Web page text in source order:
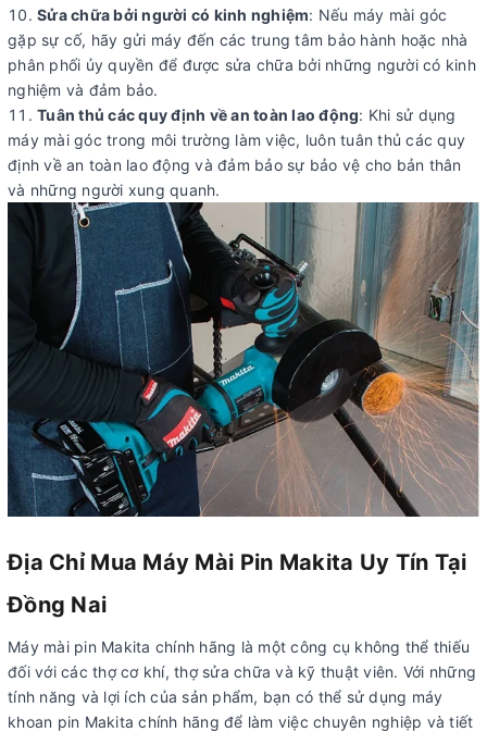
Sửa chữa bởi người có kinh nghiệm: Nếu máy mài góc
gặp sự cố, hãy gửi máy đến các trung tâm bảo hành hoặc nhà
phân phối ủy quyền để được sửa chữa bởi những người có kinh
nghiệm và đảm bảo.
Tuân thủ các quy định về an toàn lao động: Khi sử dụng
máy mài góc trong môi trường làm việc, luôn tuân thủ các quy
định về an toàn lao động và đảm bảo sự bảo vệ cho bản thân
và những người xung quanh.
Địa Chỉ Mua Máy Mài Pin Makita Uy Tín Tại
Đồng Nai
Máy mài pin Makita chính hãng là một công cụ không thể thiếu
đối với các thợ cơ khí, thợ sửa chữa và kỹ thuật viên. Với những
tính năng và lợi ích của sản phẩm, bạn có thể sử dụng máy
khoan pin Makita chính hãng để làm việc chuyên nghiệp và tiết